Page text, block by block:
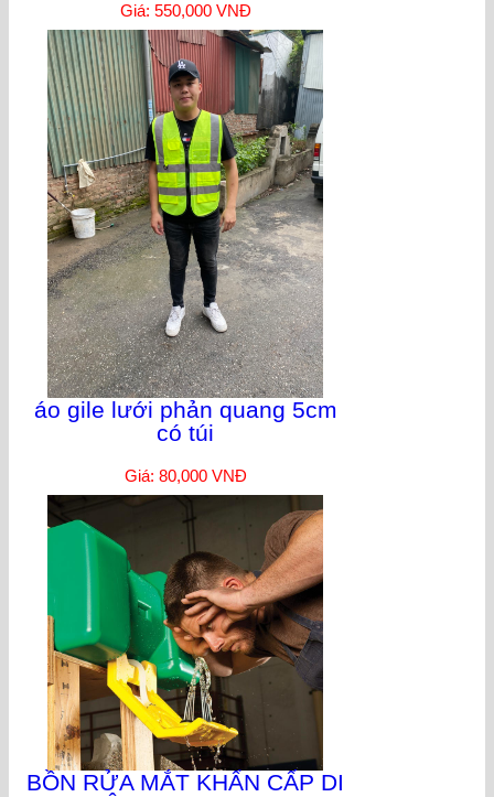
Giá: 550,000 VNĐ
áo gile lưới phản quang 5cm
có túi
Giá: 80,000 VNĐ
BỒN RỬA MẮT KHẨN CẤP DI